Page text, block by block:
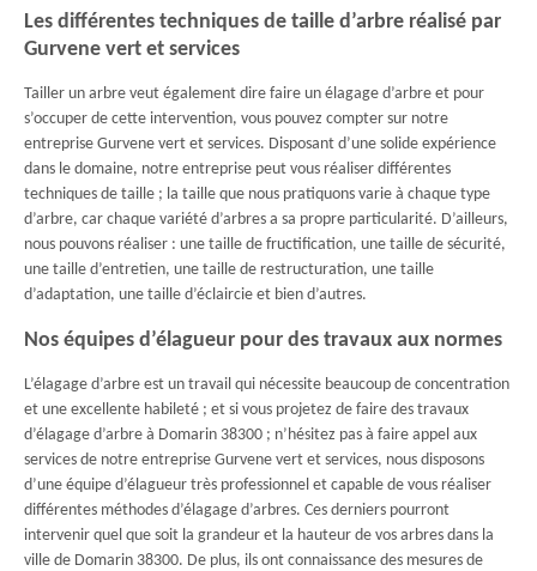
Les différentes techniques de taille d’arbre réalisé par
Gurvene vert et services
Tailler un arbre veut également dire faire un élagage d’arbre et pour
s’occuper de cette intervention, vous pouvez compter sur notre
entreprise Gurvene vert et services. Disposant d’une solide expérience
dans le domaine, notre entreprise peut vous réaliser différentes
techniques de taille ; la taille que nous pratiquons varie à chaque type
d’arbre, car chaque variété d’arbres a sa propre particularité. D’ailleurs,
nous pouvons réaliser : une taille de fructification, une taille de sécurité,
une taille d’entretien, une taille de restructuration, une taille
d’adaptation, une taille d’éclaircie et bien d’autres.
Nos équipes d’élagueur pour des travaux aux normes
L’élagage d’arbre est un travail qui nécessite beaucoup de concentration
et une excellente habileté ; et si vous projetez de faire des travaux
d’élagage d’arbre à Domarin 38300 ; n’hésitez pas à faire appel aux
services de notre entreprise Gurvene vert et services, nous disposons
d’une équipe d’élagueur très professionnel et capable de vous réaliser
différentes méthodes d’élagage d’arbres. Ces derniers pourront
intervenir quel que soit la grandeur et la hauteur de vos arbres dans la
ville de Domarin 38300. De plus, ils ont connaissance des mesures de